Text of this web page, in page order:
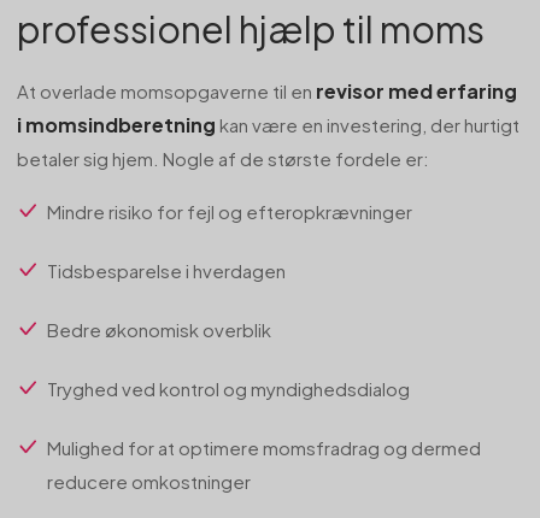
professionel hjælp til moms
At overlade momsopgaverne til en revisor med erfaring
i momsindberetning kan være en investering, der hurtigt
betaler sig hjem. Nogle af de største fordele er:
Mindre risiko for fejl og efteropkrævninger
Tidsbesparelse i hverdagen
Bedre økonomisk overblik
Tryghed ved kontrol og myndighedsdialog
Mulighed for at optimere momsfradrag og dermed
reducere omkostninger